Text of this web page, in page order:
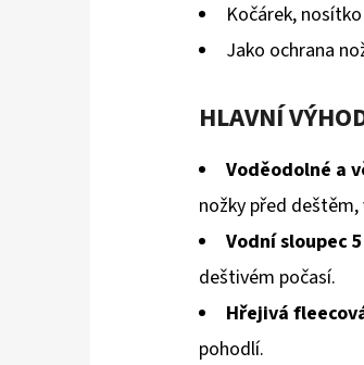
hvězdiček.
Kočárek,
Jako ochrana
HLAVNÍ
Voděodolné a
nožky před
Vodní sloupec
deštivém počasí.
Hřejivá
pohodlí.